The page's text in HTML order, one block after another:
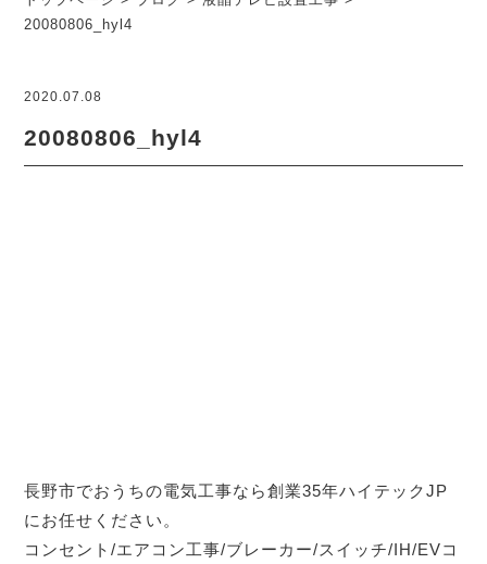
20080806_hyl4
2020.07.08
20080806_hyl4
長野市でおうちの電気工事なら創業35年ハイテックJP
にお任せください。
コンセント/エアコン工事/ブレーカー/スイッチ/IH/EVコ